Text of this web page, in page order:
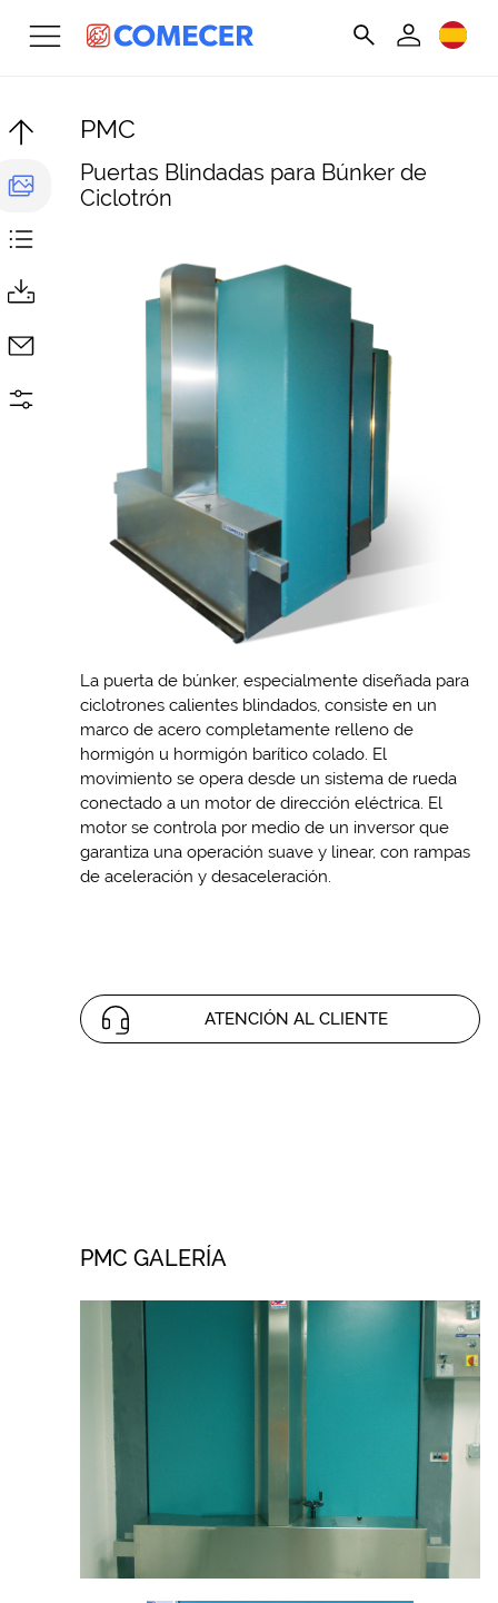
PMC
Puertas Blindadas para Búnker de
Ciclotrón
La puerta de búnker, especialmente diseñada para
ciclotrones calientes blindados, consiste en un
marco de acero completamente relleno de
hormigón u hormigón barítico colado. El
movimiento se opera desde un sistema de rueda
conectado a un motor de dirección eléctrica. El
motor se controla por medio de un inversor que
garantiza una operación suave y linear, con rampas
de aceleración y desaceleración.
ATENCIÓN AL CLIENTE
PMC GALERÍA